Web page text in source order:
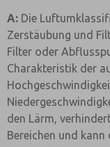
A: Die
Zerstäubung und
Filter oder
Charakteristik der
den Lärm,
Bereichen und